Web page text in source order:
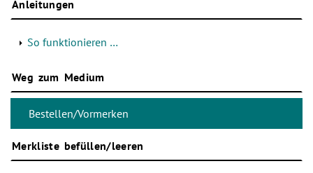
Anleitungen
So funktionieren …
Weg zum Medium
Merkliste befüllen/leeren